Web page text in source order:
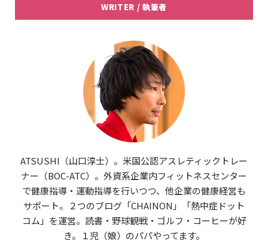
WRITER / 執筆者
ATSUSHI（山口淳士）。米国公認アスレティックトレー
ナー（BOC-ATC）。外資系企業内フィットネスセンター
で健康指導・運動指導を行いつつ、他企業の健康経営も
サポート。２つのブログ「CHAINON」「熱中症ドット
コム」を運営。読書・野球観戦・ゴルフ・コーヒーが好
き。１児（娘）のパパやってます。